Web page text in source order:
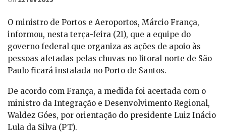
O ministro de Portos e Aeroportos, Márcio França,
informou, nesta terça-feira (21), que a equipe do
governo federal que organiza as ações de apoio às
pessoas afetadas pelas chuvas no litoral norte de São
Paulo ficará instalada no Porto de Santos.
De acordo com França, a medida foi acertada com o
ministro da Integração e Desenvolvimento Regional,
Waldez Góes, por orientação do presidente Luiz Inácio
Lula da Silva (PT).